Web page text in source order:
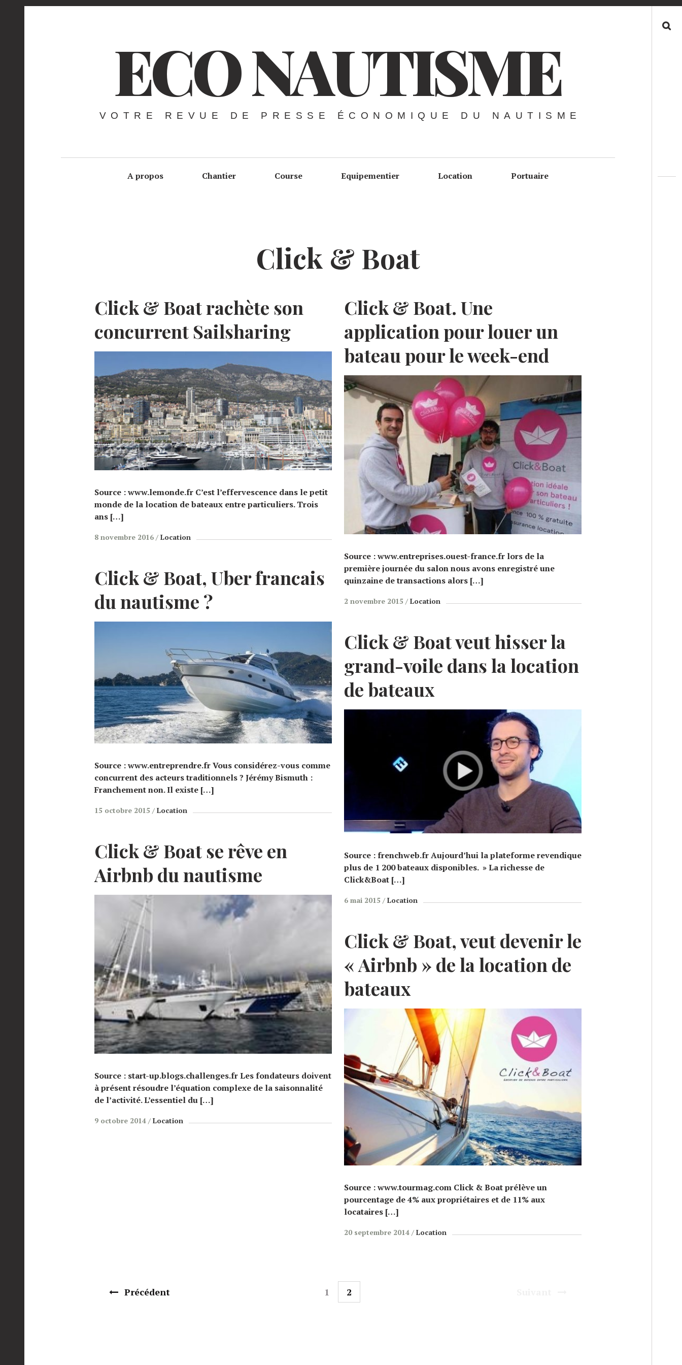
ECO NAUTISME
VOTRE REVUE DE PRESSE ÉCONOMIQUE DU NAUTISME
A propos Chantier Course Equipementier Location Portuaire
Click & Boat
Click & Boat rachète son
concurrent Sailsharing
E
Source : www.lemonde.fr C’est l’effervescence dans le petit
monde de la location de bateaux entre particuliers. Trois
ans […]
8 novembre 2016 Location
Click & Boat. Une
application pour louer un
bateau pour le week-end
E
Source : www.entreprises.ouest-france.fr lors de la
première journée du salon nous avons enregistré une
quinzaine de transactions alors […]
2 novembre 2015 Location
Click & Boat, Uber francais
du nautisme ?
E
Source : www.entreprendre.fr Vous considérez-vous comme
concurrent des acteurs traditionnels ? Jérémy Bismuth :
Franchement non. Il existe […]
15 octobre 2015 Location
Click & Boat veut hisser la
grand-voile dans la location
de bateaux
E
Source : frenchweb.fr Aujourd’hui la plateforme revendique
plus de 1 200 bateaux disponibles. » La richesse de
Click&Boat […]
6 mai 2015 Location
Click & Boat se rêve en
Airbnb du nautisme
E
Source : start-up.blogs.challenges.fr Les fondateurs doivent
à présent résoudre l’équation complexe de la saisonnalité
de l’activité. L’essentiel du […]
9 octobre 2014 Location
Click & Boat, veut devenir le
« Airbnb » de la location de
bateaux
E
Source : www.tourmag.com Click & Boat prélève un
pourcentage de 4% aux propriétaires et de 11% aux
locataires […]
20 septembre 2014 Location
Précédent 1 2